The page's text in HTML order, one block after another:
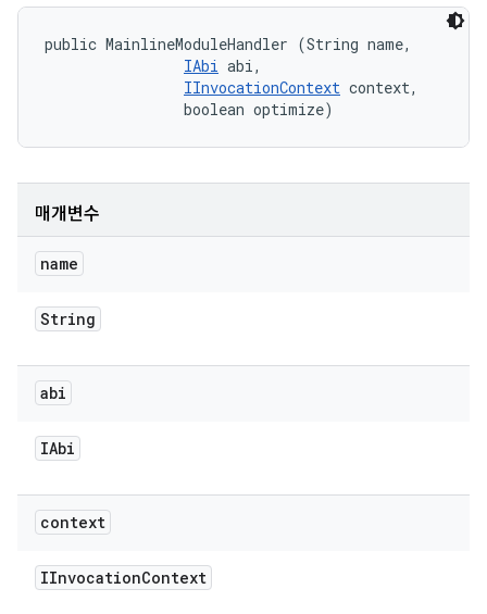
public MainlineModuleHandler (String name,
IAbi abi,
IInvocationContext context,
                boolean optimize)
매개변수
name
String
abi
IAbi
context
IInvocationContext